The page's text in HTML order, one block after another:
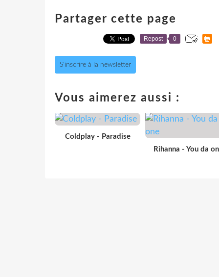
Partager cette page
Repost 0
S'inscrire à la newsletter
Vous aimerez aussi :
Coldplay - Paradise
Rihanna - You da